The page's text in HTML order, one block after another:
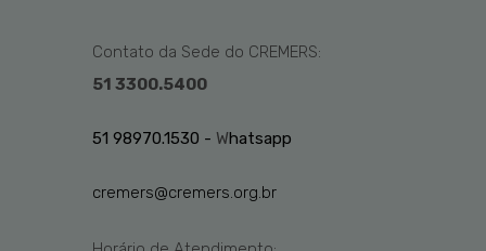
Contato da Sede do CREMERS:
51 3300.5400
51 98970.1530 - Whatsapp
cremers@cremers.org.br